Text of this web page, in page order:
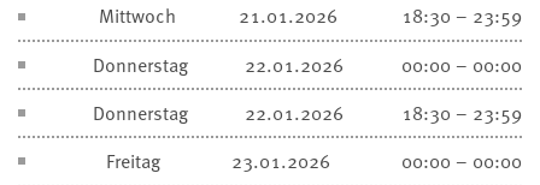
Mittwoch
21.01.2026
18:30 – 23:59
Donnerstag
22.01.2026
00:00 – 00:00
Donnerstag
22.01.2026
18:30 – 23:59
Freitag
23.01.2026
00:00 – 00:00